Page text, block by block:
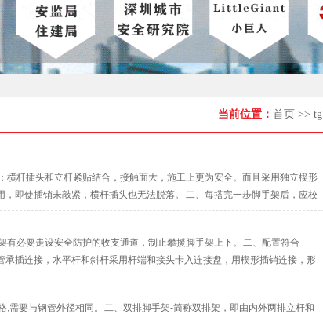
当前位置： 首页 >> tg
横杆插头和立杆紧贴结合，接触面大，施工上更为安全。而且采用独立楔形
即使插销未敲紧，横杆插头也无法脱落。 二、每搭完一步脚手架后，应校
设高层脚手架，所采用的各种材···
有必要走设安全防护的收支通道，制止攀援脚手架上下。 二、配置符合
插连接，水平杆和斜杆采用杆端和接头卡入连接盘，用楔形插销连接，形
脚手架销售表面处理：电镀···
,需要与钢管外径相同。 二、双排脚手架-简称双排架，即由内外两排立杆和